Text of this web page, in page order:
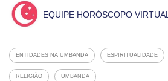
EQUIPE HORÓSCOPO VIRTUAL
ENTIDADES NA UMBANDA ESPIRITUALIDADE
RELIGIÃO UMBANDA